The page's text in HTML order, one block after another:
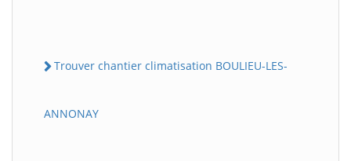
Trouver chantier climatisation BOULIEU-LES-
ANNONAY